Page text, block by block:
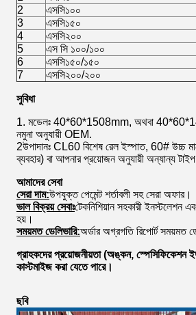
2
এসসি১০০
3
এসসি১৫০
4
এসসি২০০
5
এস সি ১০০/১০০
6
এসসি১৫০/১৫০
7
এসসি২০০/২০০
সুবিধা
1. মডেলঃ 40*60*1508mm, অথবা
নমুনা অনুযায়ী OEM.
2উপাদানঃ CL60 বিশেষ রেল ইস্পাত, 60# উচ্চ
ব্যবহার) বা আপনার প্রয়োজন অনুযায়ী অন্যান্য
আমাদের সেবা
সেরা দাম:উপযুক্ত পেমেন্ট শর্তাবলী সহ সেরা অফার।
ভাল বিক্রয় সেবাঃটেকনিশিয়ান সহকারী ইনস্টলেশন
হয়।
সময়মত ডেলিভারি:অর্ডার অগ্রগতি রিপোর্ট সময়মত
গ্রাহকদের প্রয়োজনীয়তা (অঙ্কন, স্পেসিফিকেশন
কাস্টমাইজ করা যেতে পারে।
ছবি